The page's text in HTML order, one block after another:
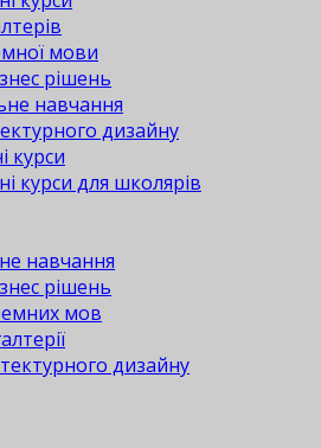
мови
рішень
навчання
дизайну
курси
курси для школярів
навчання
рішень
мов
дизайну